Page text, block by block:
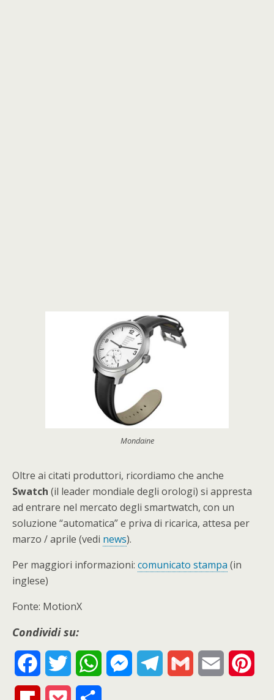
Mondaine
Oltre ai citati produttori, ricordiamo che anche
Swatch (il leader mondiale degli orologi) si appresta
ad entrare nel mercato degli smartwatch, con un
soluzione “automatica” e priva di ricarica, attesa per
marzo / aprile (vedi news).
Per maggiori informazioni: comunicato stampa (in
inglese)
Fonte: MotionX
Condividi su:
a
w
W
M